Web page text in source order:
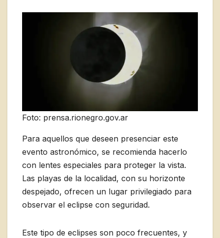
Foto: prensa.rionegro.gov.ar
Para aquellos que deseen presenciar este
evento astronómico, se recomienda hacerlo
con lentes especiales para proteger la vista.
Las playas de la localidad, con su horizonte
despejado, ofrecen un lugar privilegiado para
observar el eclipse con seguridad.
Este tipo de eclipses son poco frecuentes, y